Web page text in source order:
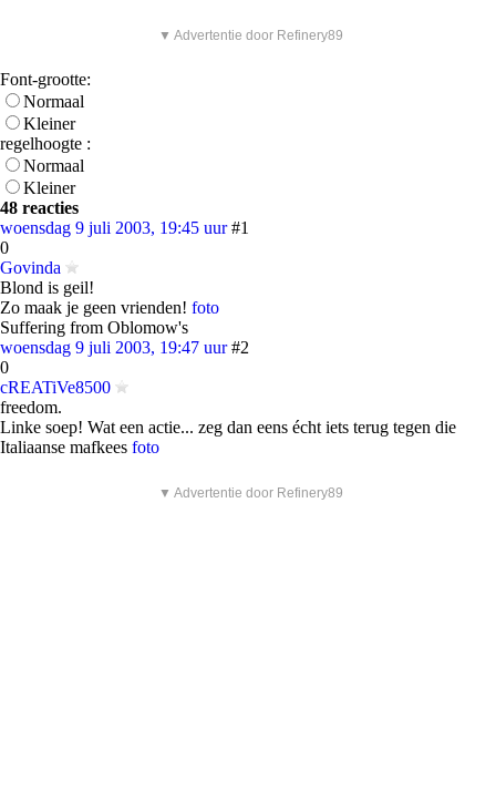
▼ Advertentie door Refinery89
Font-grootte:
Normaal
Kleiner
regelhoogte :
Normaal
Kleiner
48 reacties
woensdag 9 juli 2003, 19:45 uur #1
0
Govinda
Blond is geil!
Zo maak je geen vrienden! foto
Suffering from Oblomow's
woensdag 9 juli 2003, 19:47 uur #2
0
cREATiVe8500
freedom.
Linke soep! Wat een actie... zeg dan eens écht iets terug tegen die
Italiaanse mafkees foto
▼ Advertentie door Refinery89